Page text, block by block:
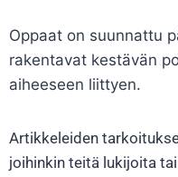
Oppaat on suunnattu
rakentavat kestävän
aiheeseen liittyen.
Artikkeleiden
joihinkin teitä lukijoita